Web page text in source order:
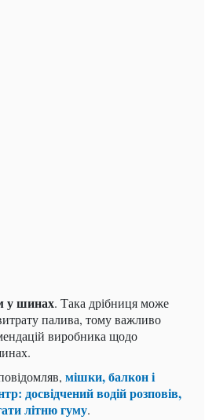
у шинах. Така дрібниця може
палива, тому важливо
виробника щодо
мішки, балкон і
досвідчений водій розповів,
літню гуму.